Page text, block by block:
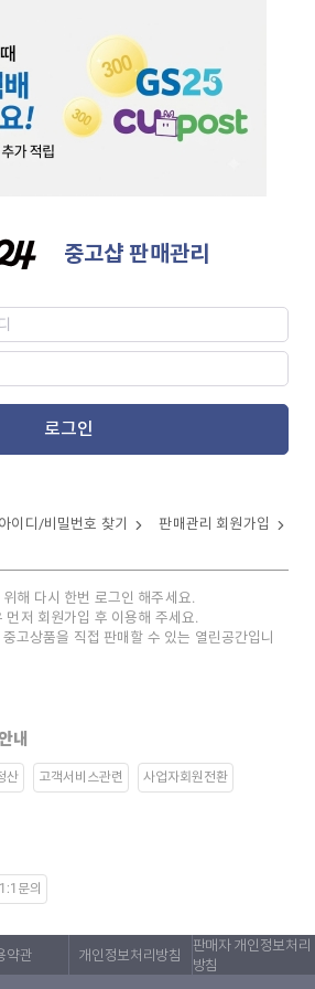
중고샵 판매관리
로그인
아이디/비밀번호 찾기 판매관리 회원가입
해 다시 한번 로그인 해주세요.
먼저 회원가입 후 이용해 주세요.
고상품을 직접 판매할 수 있는 열린공간입니
내
산 고객서비스관련 사업자회원전환
문의
약관 개인정보처리방침
판매자 개인정보처리
방침